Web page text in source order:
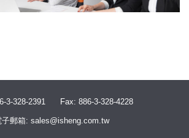
3-328-2391 Fax: 886-3-328-4228
子郵箱: sales@isheng.com.tw